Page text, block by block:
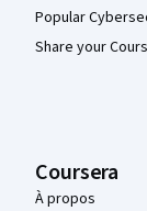
Popular
Share your
Coursera
À propos